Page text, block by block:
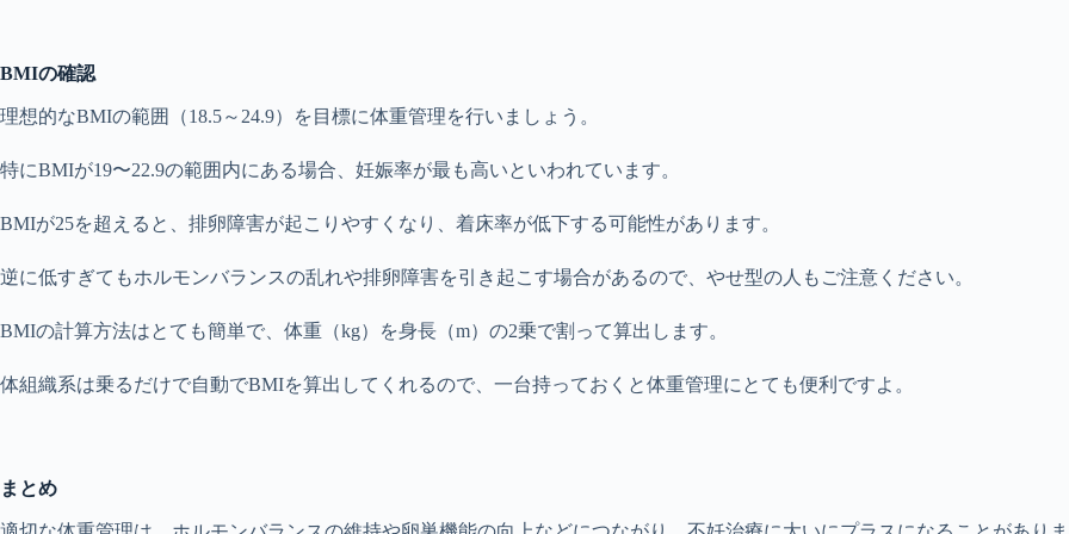
BMIの確認
理想的なBMIの範囲（18.5～24.9）を目標に体重管理を行いましょう。
特にBMIが19〜22.9の範囲内にある場合、妊娠率が最も高いといわれています。
BMIが25を超えると、排卵障害が起こりやすくなり、着床率が低下する可能性があります。
逆に低すぎてもホルモンバランスの乱れや排卵障害を引き起こす場合があるので、やせ型の人もご注意ください。
BMIの計算方法はとても簡単で、体重（kg）を身長（m）の2乗で割って算出します。
体組織系は乗るだけで自動でBMIを算出してくれるので、一台持っておくと体重管理にとても便利ですよ。
まとめ